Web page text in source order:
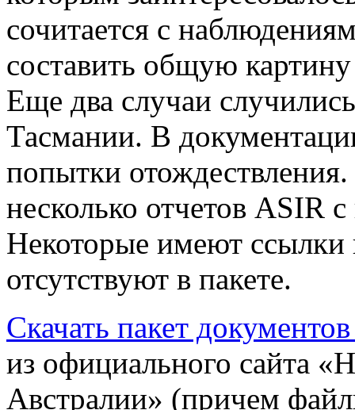
сочитается с
составить общую
Еще два случаи
Тасмании. В
попытки
несколько отчетов ASIR
Некоторые имеют ссылки
отсутствуют в пакете.
Скачать пакет
из официального сайта
Австралии» (причем